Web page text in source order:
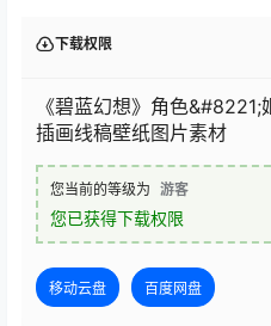
下载权限
《碧蓝幻想》角色
插画线稿壁纸图片素材
您当前的等级为 游客
您已获得下载权限
移动云盘 百度网盘